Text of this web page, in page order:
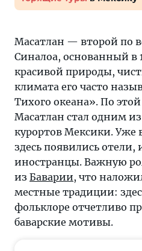
Масатлан — второй по
Синалоа, основанный в
красивой природы,
климата его часто
Тихого океана». По
Масатлан стал одним
курортов Мексики. Уже
здесь появились
иностранцы. Важную
из Баварии, что
местные традиции:
фольклоре отчетливо
баварские мотивы.